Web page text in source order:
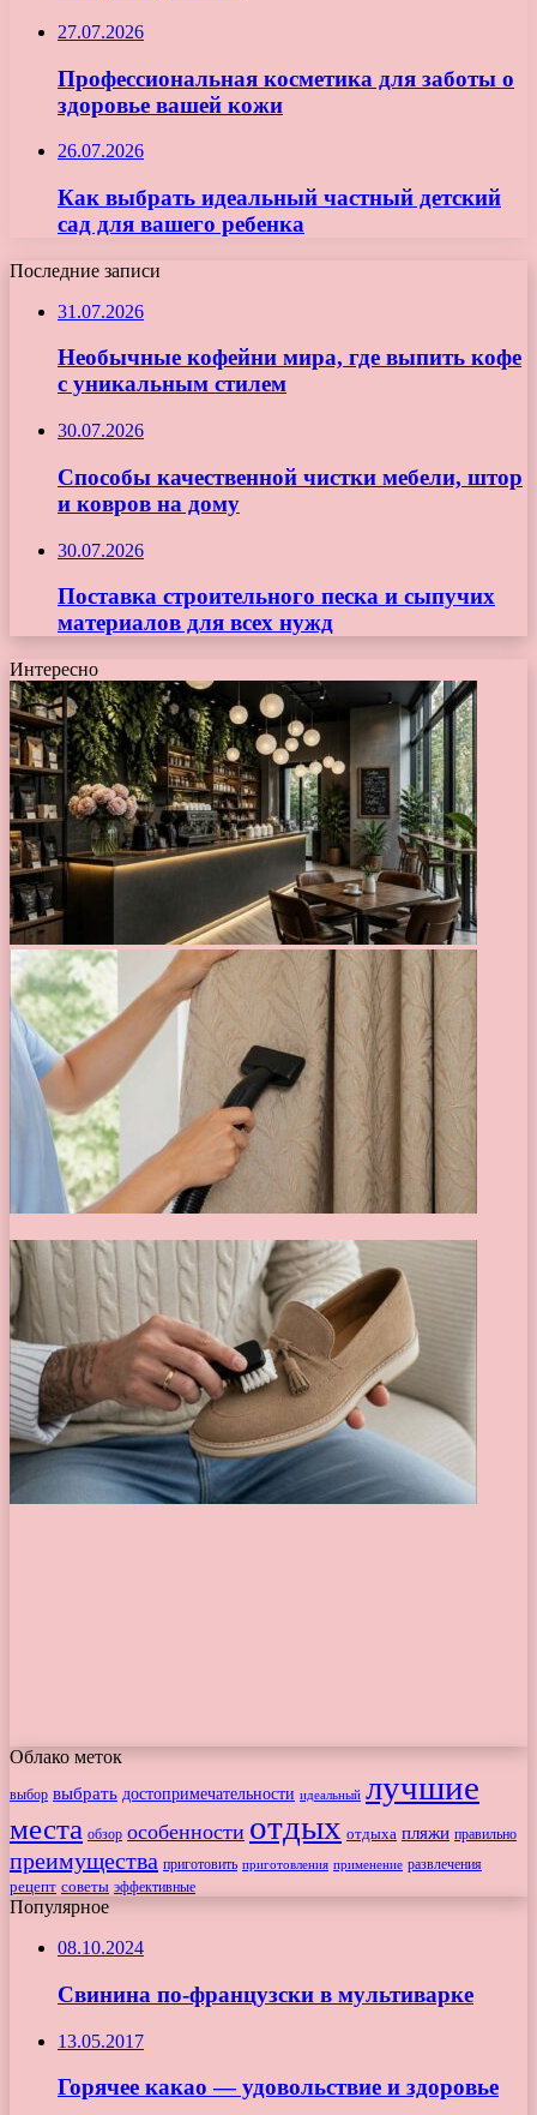
27.07.2026
Профессиональная косметика для заботы о
здоровье вашей кожи
26.07.2026
Как выбрать идеальный частный детский
сад для вашего ребенка
Последние записи
31.07.2026
Необычные кофейни мира, где выпить кофе
с уникальным стилем
30.07.2026
Способы качественной чистки мебели, штор
и ковров на дому
30.07.2026
Поставка строительного песка и сыпучих
материалов для всех нужд
Интересно
Облако меток
выбор выбрать достопримечательности идеальный лучшие
места обзор особенности отдых отдыха пляжи правильно
преимущества приготовить приготовления применение развлечения
рецепт советы эффективные
Популярное
08.10.2024
Свинина по-французски в мультиварке
13.05.2017
Горячее какао — удовольствие и здоровье